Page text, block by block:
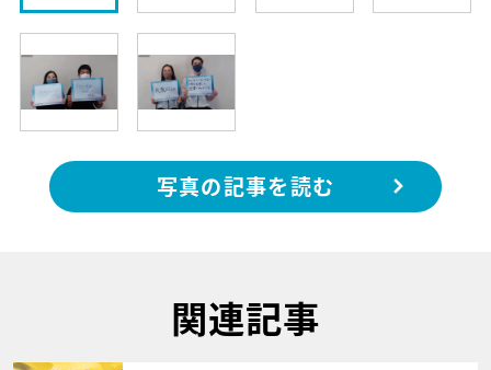
写真の記事を読む
関連記事